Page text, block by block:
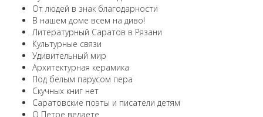
От людей в знак благодарности
В нашем доме всем на диво!
Литературный Саратов в Рязани
Культурные связи
Удивительный мир
Архитектурная керамика
Под белым парусом пера
Скучных книг нет
Саратовские поэты и писатели детям
О Петре ведаете